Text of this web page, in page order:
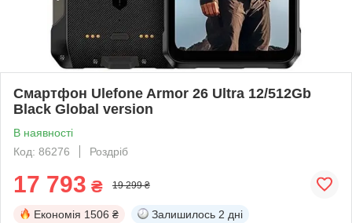
Смартфон Ulefone Armor 26 Ultra 12/512Gb
Black Global version
В наявності
Код: 86276
Роздріб
17 793 ₴ 19 299 ₴
Економія 1506 ₴ Залишилось 2 дні